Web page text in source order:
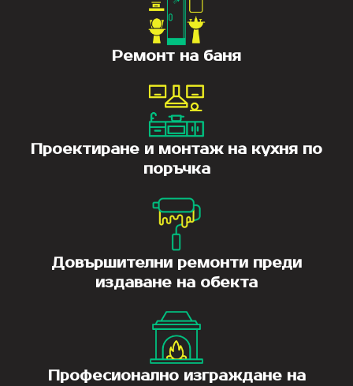
Ремонт на баня
Проектиране и монтаж на кухня по
поръчка
Довършителни ремонти преди
издаване на обекта
Професионално изграждане на